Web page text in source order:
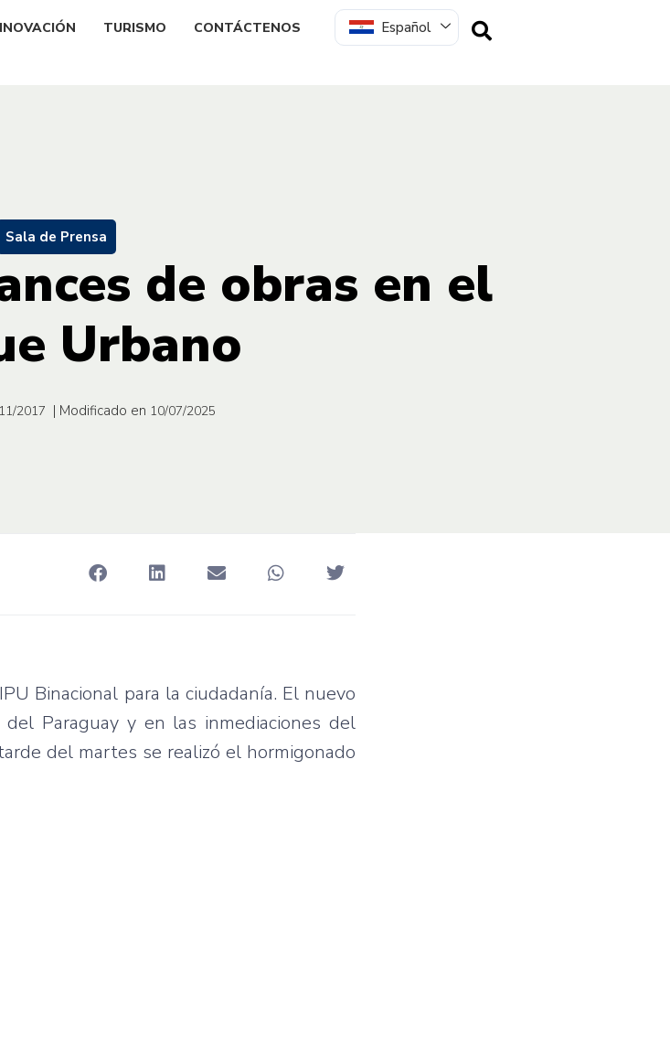
TURISMO CONTÁCTENOS Español
Sala de Prensa
de obras en el
Urbano
2017 | Modificado en 10/07/2025
Binacional para la ciudadanía. El nuevo
Paraguay y en las inmediaciones del
del martes se realizó el hormigonado